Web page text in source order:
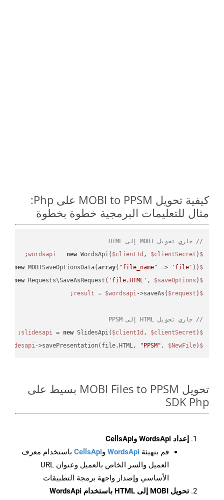
كيفية تحويل MOBI to PPSM على Php:
مثال للتعليمات البرمجية خطوة بخطوة
// جاري تحويل MOBI إلى HTML
$wordsapi
= new WordsApi( $clientId , $clientSecret );
$saveOptions
new MOBISaveOptionsData(array( "file_name" => 'file' ));
$request
new Requests\SaveAsRequest( 'file.HTML' , $saveOptions );
$result
= $wordsapi->saveAs( $request
// جاري تحويل HTML إلى PPSM
$slidesapi
= new SlidesApi( $clientId , $clientSecret );
$slidesapi
->savePresentation(file.HTML, "PPSM" , $NewFile);
تحويل MOBI Files to PPSM بسيط على
SDK Php
إعداد WordsApi وCellsApi
قم بتهيئة WordsApi وCellsApi باستخدام معرف
العميل والسر الخاص بالعميل وعنوان URL
الأساسي وإصدار واجهة برمجة التطبيقات
تحويل MOBI إلى HTML باستخدام WordsApi